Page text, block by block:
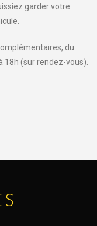
garder votre
du
18h (sur rendez-vous).